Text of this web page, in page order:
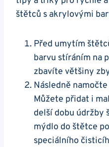
štětců ⁤s akrylovými
Před umytím
barvu stíráním na
⁣zbavíte většiny
Následně
Můžete přidat i
delší dobu‍ údržby
mýdlo do štětce
speciálního